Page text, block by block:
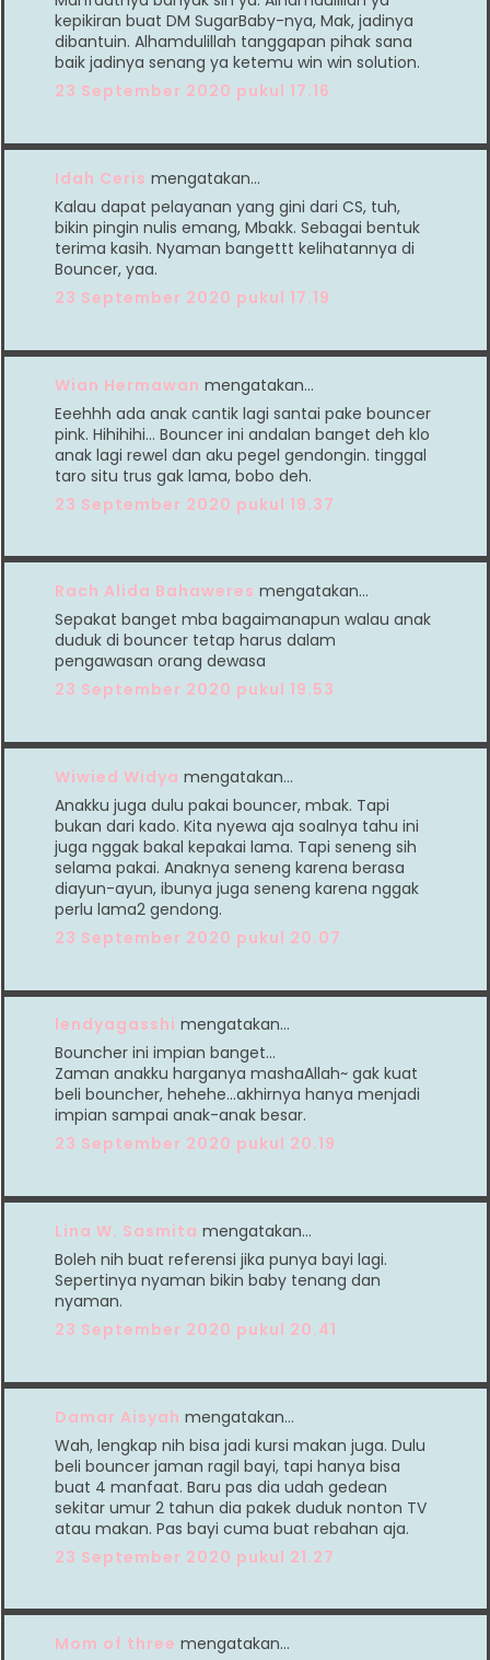
kepikiran buat DM SugarBaby-nya, Mak, jadinya
dibantuin. Alhamdulillah tanggapan pihak sana
baik jadinya senang ya ketemu win win solution.
23 September 2020 pukul 17.16
Idah Ceris mengatakan…
Kalau dapat pelayanan yang gini dari CS, tuh,
bikin pingin nulis emang, Mbakk. Sebagai bentuk
terima kasih. Nyaman bangettt kelihatannya di
Bouncer, yaa.
23 September 2020 pukul 17.19
Wian Hermawan mengatakan…
Eeehhh ada anak cantik lagi santai pake bouncer
pink. Hihihihi... Bouncer ini andalan banget deh klo
anak lagi rewel dan aku pegel gendongin. tinggal
taro situ trus gak lama, bobo deh.
23 September 2020 pukul 19.37
Rach Alida Bahaweres mengatakan…
Sepakat banget mba bagaimanapun walau anak
duduk di bouncer tetap harus dalam
pengawasan orang dewasa
23 September 2020 pukul 19.53
Wiwied Widya mengatakan…
Anakku juga dulu pakai bouncer, mbak. Tapi
bukan dari kado. Kita nyewa aja soalnya tahu ini
juga nggak bakal kepakai lama. Tapi seneng sih
selama pakai. Anaknya seneng karena berasa
diayun-ayun, ibunya juga seneng karena nggak
perlu lama2 gendong.
23 September 2020 pukul 20.07
lendyagasshi mengatakan…
Bouncher ini impian banget...
Zaman anakku harganya mashaAllah~ gak kuat
beli bouncher, hehehe...akhirnya hanya menjadi
impian sampai anak-anak besar.
23 September 2020 pukul 20.19
Lina W. Sasmita mengatakan…
Boleh nih buat referensi jika punya bayi lagi.
Sepertinya nyaman bikin baby tenang dan
nyaman.
23 September 2020 pukul 20.41
Damar Aisyah mengatakan…
Wah, lengkap nih bisa jadi kursi makan juga. Dulu
beli bouncer jaman ragil bayi, tapi hanya bisa
buat 4 manfaat. Baru pas dia udah gedean
sekitar umur 2 tahun dia pakek duduk nonton TV
atau makan. Pas bayi cuma buat rebahan aja.
23 September 2020 pukul 21.27
Mom of three mengatakan…